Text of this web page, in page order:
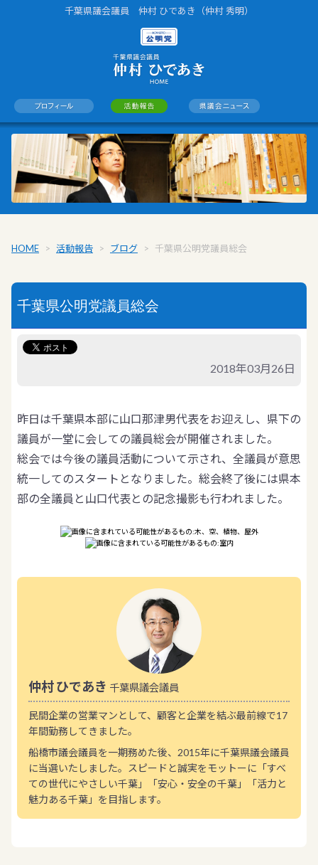
千葉県議会議員 仲村 ひであき（仲村 秀明）
HOME > 活動報告 > ブログ > 千葉県公明党議員総会
千葉県公明党議員総会
2018年03月26日
昨日は千葉県本部に山口那津男代表をお迎えし、県下の
議員が一堂に会しての議員総会が開催されました。
総会では今後の議員活動について示され、全議員が意思
統一してのスタートとなりました。総会終了後には県本
部の全議員と山口代表との記念撮影も行われました。
仲村 ひであき 千葉県議会議員
民間企業の営業マンとして、顧客と企業を結ぶ最前線で17
年間勤務してきました。
船橋市議会議員を一期務めた後、2015年に千葉県議会議員
に当選いたしました。スピードと誠実をモットーに「すべ
ての世代にやさしい千葉」「安心・安全の千葉」「活力と
魅力ある千葉」を目指します。